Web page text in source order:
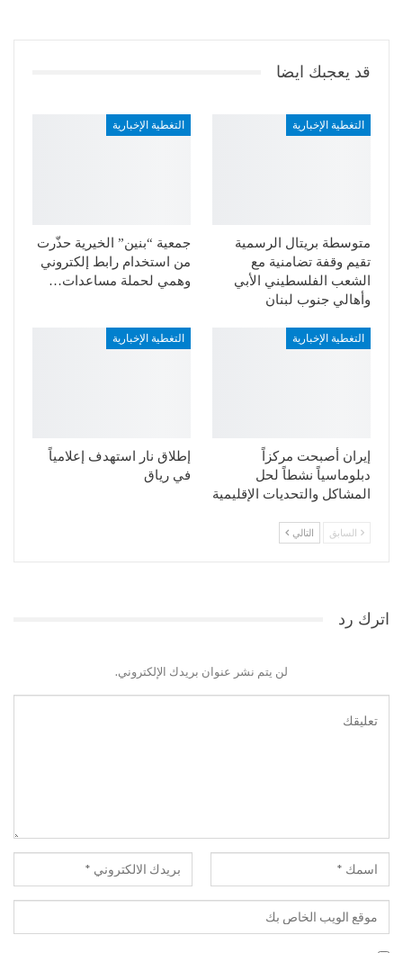
قد يعجبك ايضا
التغطية الإخبارية
متوسطة بريتال الرسمية
تقيم وقفة تضامنية مع
الشعب الفلسطيني الأبي
وأهالي جنوب لبنان
التغطية الإخبارية
جمعية “بنين” الخيرية حذّرت
من استخدام رابط إلكتروني
وهمي لحملة مساعدات…
التغطية الإخبارية
إيران أصبحت مركزاً
دبلوماسياً نشطاً لحل
المشاكل والتحديات الإقليمية
التغطية الإخبارية
إطلاق نار استهدف إعلامياً
في رياق
السابق التالي
اترك رد
لن يتم نشر عنوان بريدك الإلكتروني.